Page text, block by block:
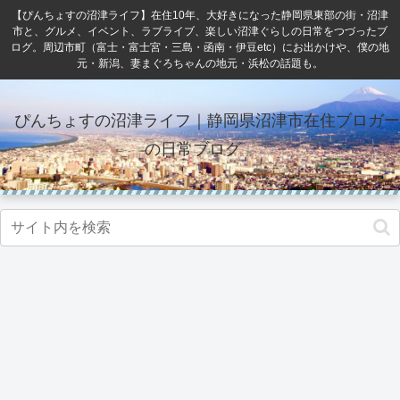
【ぴんちょすの沼津ライフ】在住10年、大好きになった静岡県東部の街・沼津
市と、グルメ、イベント、ラブライブ、楽しい沼津ぐらしの日常をつづったブ
ログ。周辺市町（富士・富士宮・三島・函南・伊豆etc）にお出かけや、僕の地
元・新潟、妻まぐろちゃんの地元・浜松の話題も。
ぴんちょすの沼津ライフ｜静岡県沼津市在住ブロガー
の日常ブログ